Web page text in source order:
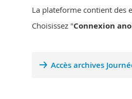
La plateforme contient des
Choisissez "Connexion
Accès archives